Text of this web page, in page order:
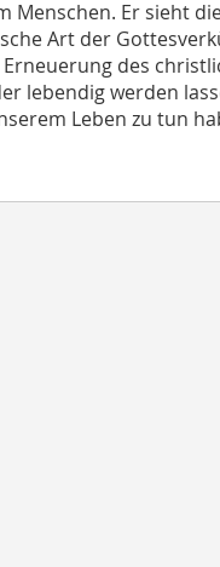
Er sieht
Art der
des
lebendig werden
Leben zu tun